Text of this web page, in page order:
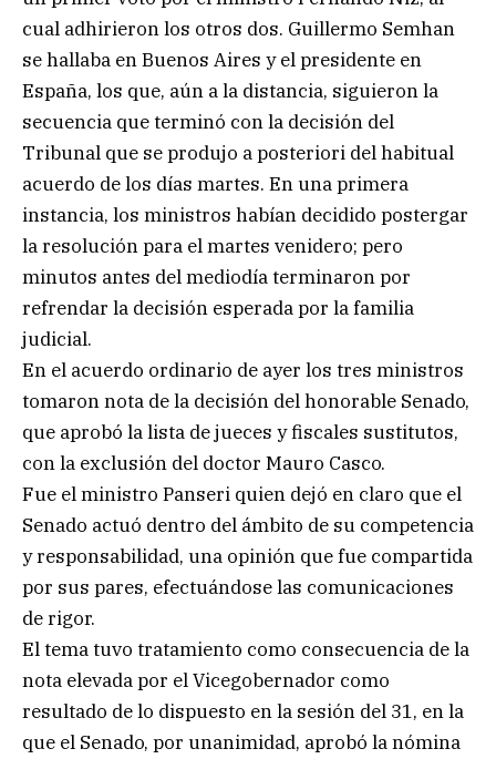
cual adhirieron los otros dos. Guillermo Semhan
se hallaba en Buenos Aires y el presidente en
España, los que, aún a la distancia, siguieron la
secuencia que terminó con la decisión del
Tribunal que se produjo a posteriori del habitual
acuerdo de los días martes. En una primera
instancia, los ministros habían decidido postergar
la resolución para el martes venidero; pero
minutos antes del mediodía terminaron por
refrendar la decisión esperada por la familia
judicial.
En el acuerdo ordinario de ayer los tres ministros
tomaron nota de la decisión del honorable Senado,
que aprobó la lista de jueces y fiscales sustitutos,
con la exclusión del doctor Mauro Casco.
Fue el ministro Panseri quien dejó en claro que el
Senado actuó dentro del ámbito de su competencia
y responsabilidad, una opinión que fue compartida
por sus pares, efectuándose las comunicaciones
de rigor.
El tema tuvo tratamiento como consecuencia de la
nota elevada por el Vicegobernador como
resultado de lo dispuesto en la sesión del 31, en la
que el Senado, por unanimidad, aprobó la nómina